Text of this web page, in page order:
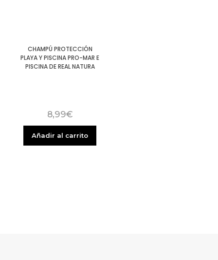
CHAMPÚ PROTECCIÓN
PLAYA Y PISCINA PRO-MAR E
PISCINA DE REAL NATURA
8,99€
Añadir al carrito